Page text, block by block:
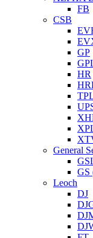
FB
CSB
GP
HR
General
GS
Leoch
DJ